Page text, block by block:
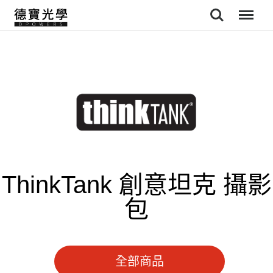
Search
ThinkTank 創意坦克 攝影
包
全部商品